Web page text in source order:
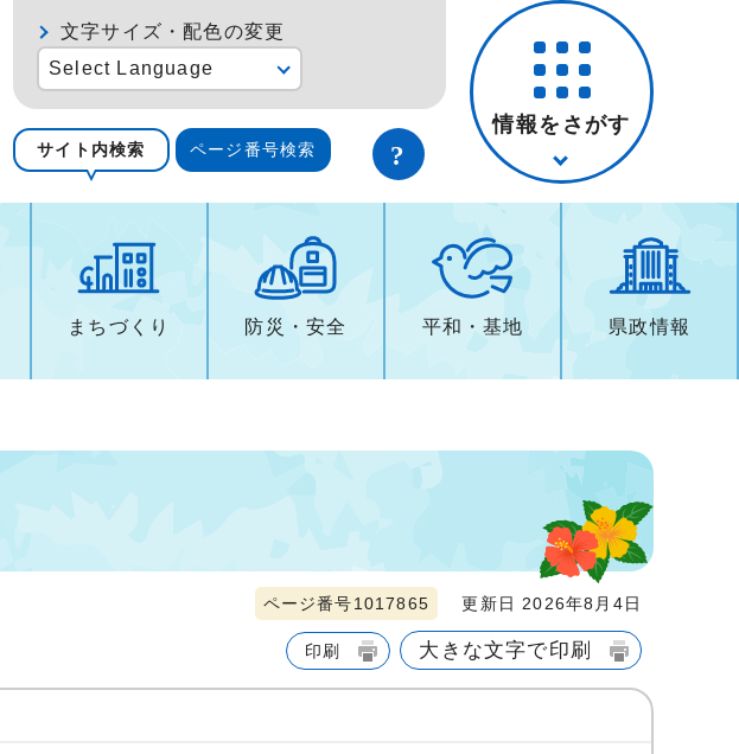
文字サイズ・配色の変更
Select Language
サイト内検索 ページ番号検索
情報をさがす
まちづくり 防災・安全 平和・基地 県政情報
ページ番号1017865 更新日 2026年8月4日
印刷 大きな文字で印刷